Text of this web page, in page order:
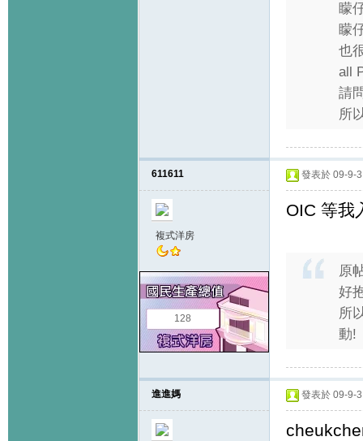
矇
矇
也
all
請
所
611611
複式洋房
128
發表於 09-9-
OIC 等我
原
好
所
動!
進進媽 發表於 09-9-